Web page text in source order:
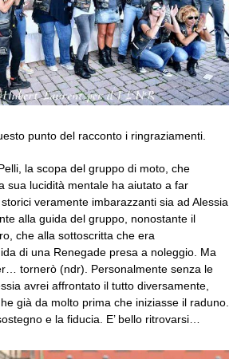
punto del racconto i ringraziamenti.
la scopa del gruppo di moto, che
sua lucidità mentale ha aiutato a far
veramente imbarazzanti sia ad Alessia
alla guida del gruppo, nonostante il
che alla sottoscritta che era
di una Renegade presa a noleggio. Ma
tornerò (ndr). Personalmente senza le
avrei affrontato il tutto diversamente,
già da molto prima che iniziasse il raduno.
e la fiducia. E’ bello ritrovarsi…